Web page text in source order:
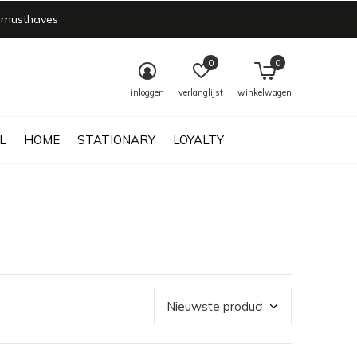
HOME STATIONARY LOYALTY
inloggen verlanglijst
0
winkelwagen
0